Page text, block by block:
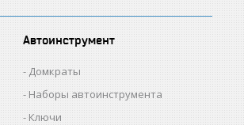
Автоинструмент
Домкраты
Наборы автоинструмента
Ключи